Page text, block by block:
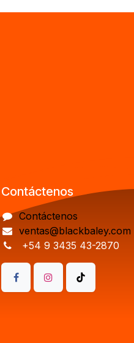
Contáctenos
Contáctenos
ventas@blackbaley.com
+54 9 3435 43-2870